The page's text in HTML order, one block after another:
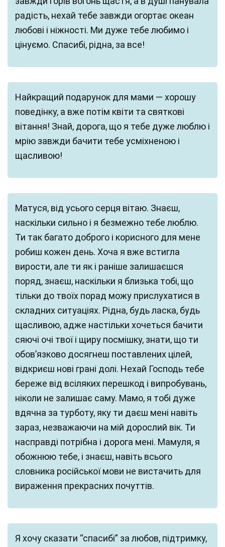
радість, нехай тебе завжди огортає океан
любові і ніжності. Ми дуже тебе любимо і
цінуємо. Спасибі, рідна, за все!
Найкращий подарунок для мами — хорошу
поведінку, а вже потім квіти та святкові
вітання! Знай, дорога, що я тебе дуже люблю і
мрію завжди бачити тебе усміхненою і
щасливою!
Матуся, від усього серця вітаю. Знаєш,
наскільки сильно і я безмежно тебе люблю.
Ти так багато доброго і корисного для мене
робиш кожен день. Хоча я вже встигла
вирости, але ти як і раніше залишаєшся
поряд, знаєш, наскільки я близька тобі, що
тільки до твоїх порад можу прислухатися в
складних ситуаціях. Рідна, будь ласка, будь
щасливою, адже настільки хочеться бачити
сяючі очі твої і щиру посмішку, знати, що ти
обов’язково досягнеш поставлених цілей,
відкриєш нові грані долі. Нехай Господь тебе
береже від всіляких перешкод і випробувань,
ніколи не залишає саму. Мамо, я тобі дуже
вдячна за турботу, яку ти даєш мені навіть
зараз, незважаючи на мій дорослий вік. Ти
насправді потрібна і дорога мені. Мамуля, я
обожнюю тебе, і знаєш, навіть всього
словника російської мови не вистачить для
вираження прекрасних почуттів.
Я хочу сказати “спасибі” за любов, підтримку,